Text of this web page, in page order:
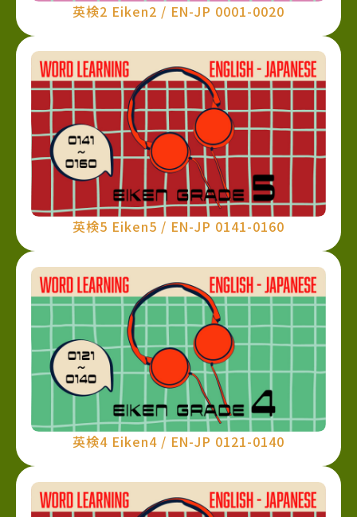
英検2 Eiken2 / EN-JP 0001-0020
英検5 Eiken5 / EN-JP 0141-0160
英検4 Eiken4 / EN-JP 0121-0140